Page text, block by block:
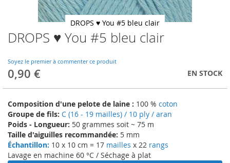
DROPS ♥ You #5 bleu clair
Soyez le premier à commenter ce produit
0,90 € EN STOCK
Composition d'une pelote de laine : 100 % coton
Groupe de fils: C (16 - 19 mailles) / 10 ply / aran
Poids - Longueur: 50 grammes soit ~ 75 m
Taille d'aiguilles recommandée: 5 mm
Échantillon: 10 x 10 cm = 17 mailles x 22 rangs
Lavage en machine 60 °C / Séchage à plat
DROPS ♥ You #5 bleu clair
Skip
to
beginning
of
the
gallery